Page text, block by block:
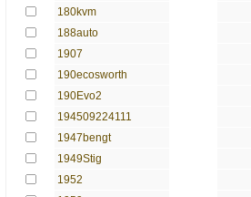
180kvm
188auto
1907
190ecosworth
190Evo2
194509224111
1947bengt
1949Stig
1952